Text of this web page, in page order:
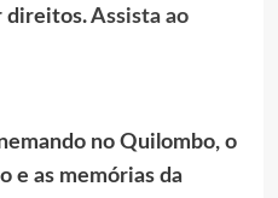
direitos.Assista ao
no Quilombo, o
e as memórias da